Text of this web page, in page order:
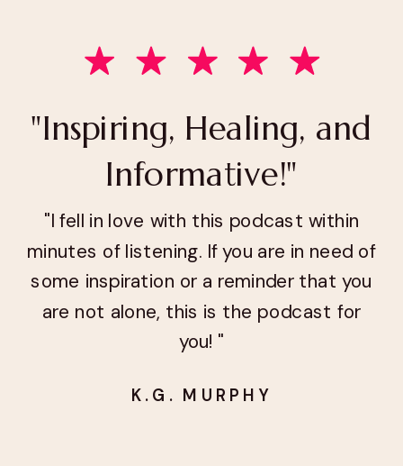
K.G. MURPHY
"I fell in love with this podcast within
minutes of listening. If you are in need of
some inspiration or a reminder that you
are not alone, this is the podcast for
you! "
"Inspiring, Healing, and
Informative!"